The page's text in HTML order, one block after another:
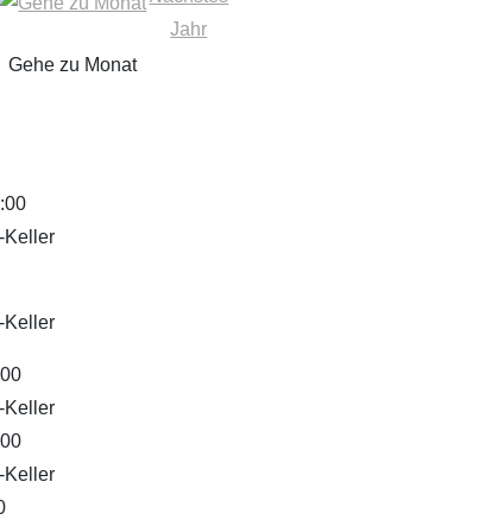
Gehe zu Monat
Keller
Keller
Keller
Keller